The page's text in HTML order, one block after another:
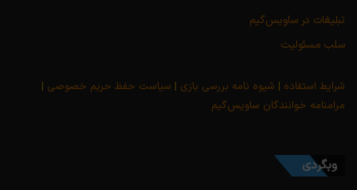
تبلیغات در ساویس‌گیم
سلب مسئولیت
شرایط استفاده | شیوه نامه بررسی بازی | سیاست حفظ حریم خصوصی |
مرامنامه خوانندگان ساویس‌گیم
وبگردی